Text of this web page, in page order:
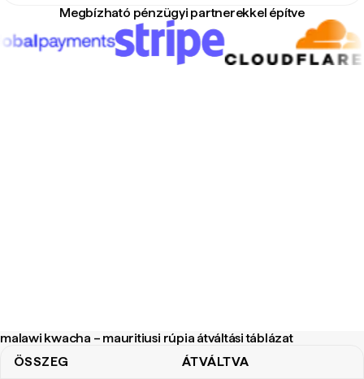
Megbízható pénzügyi partnerekkel építve
malawi kwacha – mauritiusi rúpia átváltási táblázat
ÖSSZEG ÁTVÁLTVA